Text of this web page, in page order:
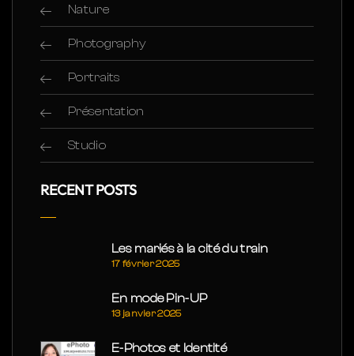
Nature
Photography
Portraits
Présentation
Studio
RECENT POSTS
Les mariés à la cité du train
17 février 2025
En mode Pin-UP
13 janvier 2025
E-Photos et Identité